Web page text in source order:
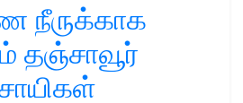
நீருக்காக
தஞ்சாவூர்